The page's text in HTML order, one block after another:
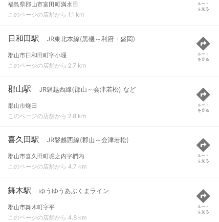
福島県郡山市富田町満水田
このページの店舗から 1.1 km
ルート
を見る
日和田駅 JR東北本線(黒磯～利府・盛岡)
郡山市日和田町字小堰
このページの店舗から 2.7 km
ルート
を見る
郡山駅 JR磐越西線(郡山～会津若松) など
郡山市燧田
このページの店舗から 2.8 km
ルート
を見る
喜久田駅 JR磐越西線(郡山～会津若松)
郡山市喜久田町堀之内字椚内
このページの店舗から 4.7 km
ルート
を見る
舞木駅 ゆうゆうあぶくまライン
郡山市舞木町字平
このページの店舗から 4.8 km
ルート
を見る